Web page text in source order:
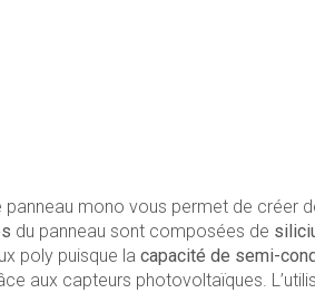
mono vous permet de créer
du panneau sont composées de
poly puisque la capacité de semi-
aux capteurs photovoltaïques.